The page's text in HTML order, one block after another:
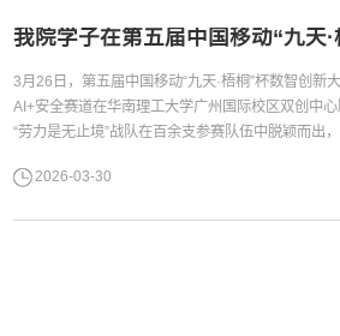
3月26日，第五届中国移动“九天·梧桐”杯数智创新
AI+安全赛道在华南理工大学广州国际校区双创中
“劳力是无止境”战队在百余支参赛队伍中脱颖而出
杯数智创新大赛是中国移动面向全球高校青年学子
2026-03-30